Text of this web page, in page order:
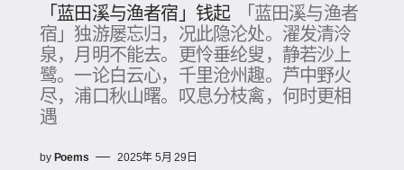
「蓝田溪与渔者宿」钱起
「蓝田溪与渔者
宿」独游屡忘归，况此隐沦处。濯发清泠
泉，月明不能去。更怜垂纶叟，静若沙上
鹭。一论白云心，千里沧州趣。芦中野火
尽，浦口秋山曙。叹息分枝禽，何时更相
遇
by Poems 2025年 5月 29日